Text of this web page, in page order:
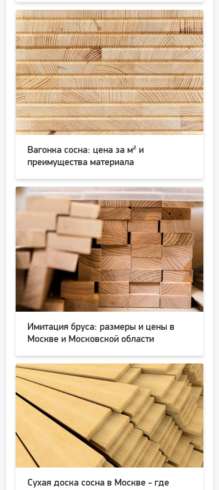
Вагонка сосна: цена за м² и
преимущества материала
Имитация бруса: размеры и цены в
Москве и Московской области
Сухая доска сосна в Москве - где